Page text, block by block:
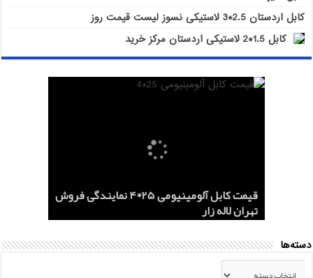
کابل اردستان 2.5*3 لاستیکی نسوز لیست قیمت روز
کابل 1.5*2 لاستیکی اردستان مرکز خرید
قیمت کابل آلومینیومی 25*4 نمایندگی فروش
تهران لاله زار
هادی آلومینیومی هوایی 50*1 AAC و AAAC
صادرات ماهان کابل
هادی هوایی آلومینیومی AAC و ACSR
صادرات به عراق + ماهان کابل امیر
کابل اردستان 2.5*3 لاستیکی نسوز لیست
قیمت روز
کابل 1.5*2 لاستیکی اردستان مرکز خرید
دسته‌ها